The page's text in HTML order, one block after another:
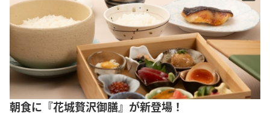
朝食に『花城贅沢御膳』が新登場！